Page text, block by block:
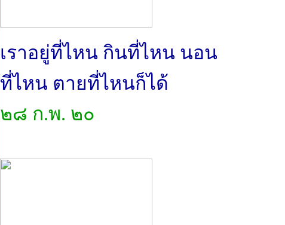
เราอยู่ที่ไหน กินที่ไหน นอน
ที่ไหน ตายที่ไหนก็ได้
๒๘ ก.พ. ๒๐